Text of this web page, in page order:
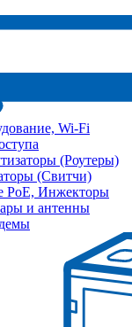
Wi-Fi
(Роутеры)
(Свитчи)
PoE, Инжекторы
и антенны